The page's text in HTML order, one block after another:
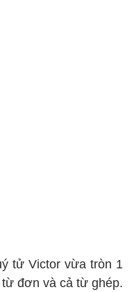
tử Victor vừa tròn 1
đơn và cả từ ghép.